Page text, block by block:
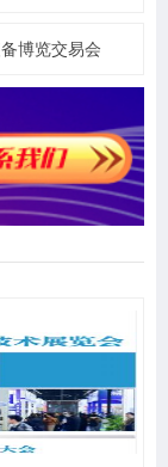
博览交易会